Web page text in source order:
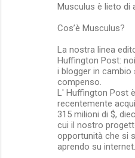
Musculus è lieto di
Cos’è Musculus?
La nostra linea
Huffington Post:
i blogger in cambio
compenso.
L' Huffington Post
recentemente
315 milioni di $,
cui il nostro
opportunità che si
aprendo su internet.